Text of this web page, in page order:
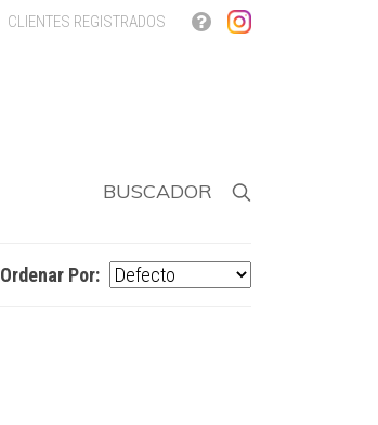
CLIENTES REGISTRADOS
BUSCADOR
Ordenar Por: